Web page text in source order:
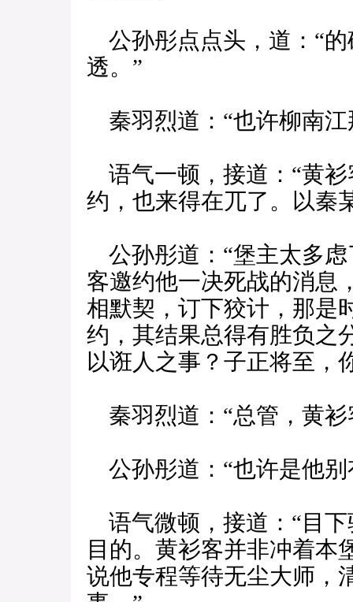
公孙彤点点头，道：“
透。”
秦羽烈道：“也许柳南
语气一顿，接道：“黄
约，也来得在兀了。以秦
公孙彤道：“堡主太多
客邀约他一决死战的消息
相默契，订下狡计，那是
约，其结果总得有胜负之
以诳人之事？子正将至，
秦羽烈道：“总管，黄衫
公孙彤道：“也许是他别
语气微顿，接道：“目
目的。黄衫客并非冲着本
说他专程等待无尘大师，